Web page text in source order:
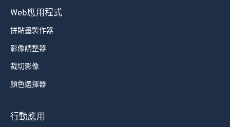
Web應用程式
拼貼畫製作器
影像調整器
裁切影像
顏色選擇器
行動應用